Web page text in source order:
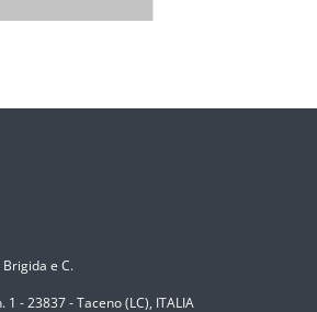
e C.
- 23837 - Taceno (LC), ITALIA